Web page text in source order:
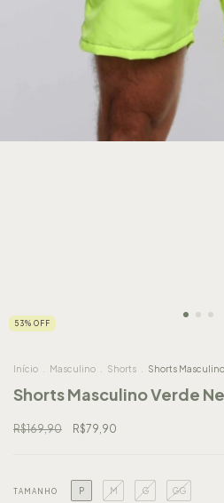
53% OFF
Início Masculino Shorts Shorts
Shorts Masculino Verde
R$169,90 R$79,90
TAMANHO P M G GG